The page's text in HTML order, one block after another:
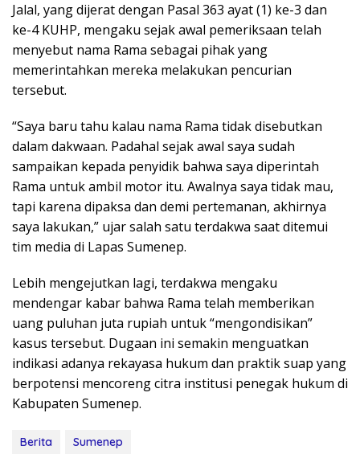
Jalal, yang dijerat dengan Pasal 363 ayat (1) ke-3 dan
ke-4 KUHP, mengaku sejak awal pemeriksaan telah
menyebut nama Rama sebagai pihak yang
memerintahkan mereka melakukan pencurian
tersebut.
“Saya baru tahu kalau nama Rama tidak disebutkan
dalam dakwaan. Padahal sejak awal saya sudah
sampaikan kepada penyidik bahwa saya diperintah
Rama untuk ambil motor itu. Awalnya saya tidak mau,
tapi karena dipaksa dan demi pertemanan, akhirnya
saya lakukan,” ujar salah satu terdakwa saat ditemui
tim media di Lapas Sumenep.
Lebih mengejutkan lagi, terdakwa mengaku
mendengar kabar bahwa Rama telah memberikan
uang puluhan juta rupiah untuk “mengondisikan”
kasus tersebut. Dugaan ini semakin menguatkan
indikasi adanya rekayasa hukum dan praktik suap yang
berpotensi mencoreng citra institusi penegak hukum di
Kabupaten Sumenep.
Berita Sumenep